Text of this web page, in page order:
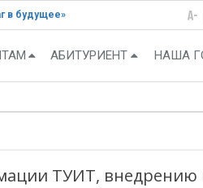
в будущее»
АБИТУРИЕНТ НАША
ТУИТ,